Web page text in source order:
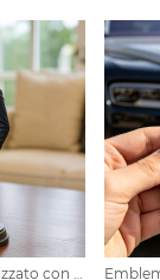
Ornamento personalizzato con scultura a forma di sigaro da uomo d'affari